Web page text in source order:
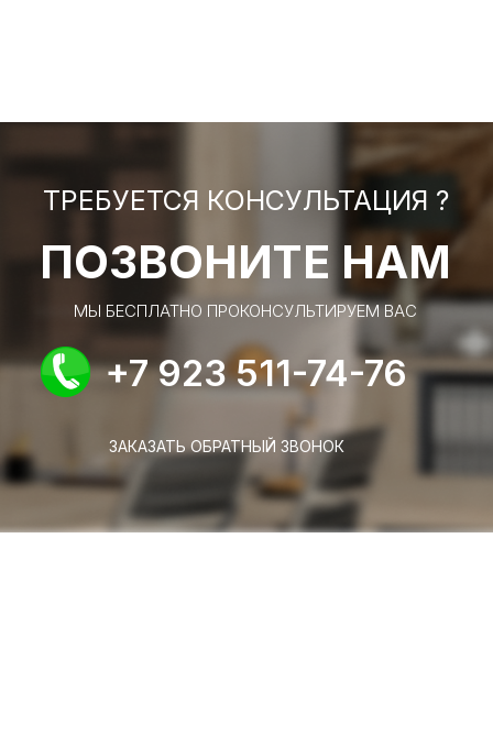
ТРЕБУЕТСЯ КОНСУЛЬТАЦИЯ ?
ПОЗВОНИТЕ НАМ
МЫ БЕСПЛАТНО ПРОКОНСУЛЬТИРУЕМ ВАС
+7 923 511-74-76
ЗАКАЗАТЬ ОБРАТНЫЙ ЗВОНОК